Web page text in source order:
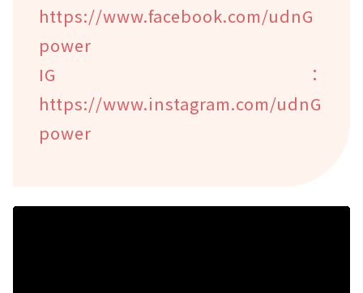
https://www.facebook.com/udnG
power
IG：
https://www.instagram.com/udnG
power